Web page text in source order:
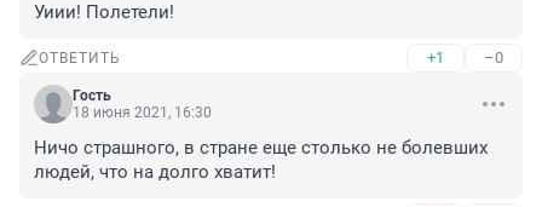
Уиии! Полетели!
ОТВЕТИТЬ +1 –0
Гость
18 июня 2021, 16:30
Ничо страшного, в стране еще столько не болевших
людей, что на долго хватит!